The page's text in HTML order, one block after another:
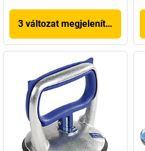
3 változat megjelenítése